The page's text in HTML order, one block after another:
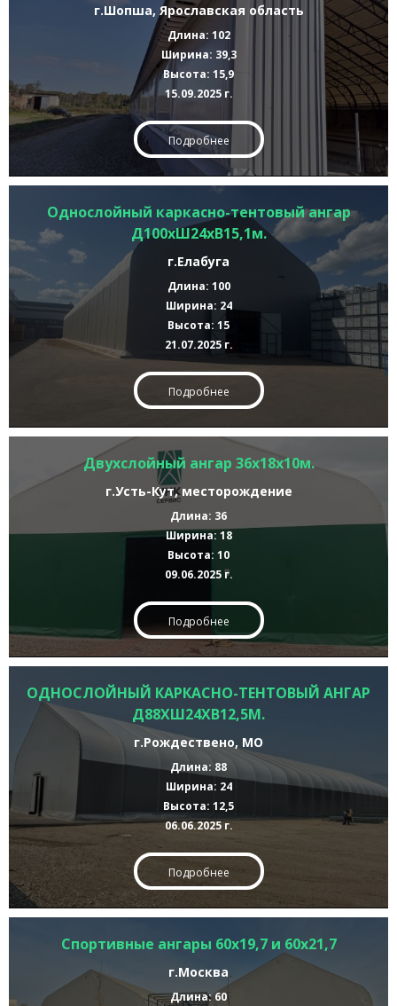
г.Шопша, Ярославская область
Длина: 102
Ширина: 39,3
Высота: 15,9
15.09.2025 г.
Подробнее
Однослойный каркасно-тентовый ангар
Д100хШ24хВ15,1м.
г.Елабуга
Длина: 100
Ширина: 24
Высота: 15
21.07.2025 г.
Подробнее
Двухслойный ангар 36х18х10м.
г.Усть-Кут, месторождение
Длина: 36
Ширина: 18
Высота: 10
09.06.2025 г.
Подробнее
ОДНОСЛОЙНЫЙ КАРКАСНО-ТЕНТОВЫЙ АНГАР
Д88ХШ24ХВ12,5М.
г.Рождествено, МО
Длина: 88
Ширина: 24
Высота: 12,5
06.06.2025 г.
Подробнее
Спортивные ангары 60х19,7 и 60х21,7
г.Москва
Длина: 60